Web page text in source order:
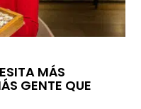
MÁS
GENTE QUE